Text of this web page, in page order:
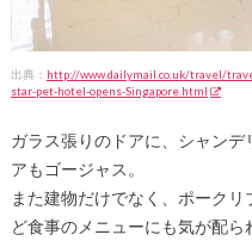
出典： http://www.dailymail.co.uk/travel/
star-pet-hotel-opens-Singapore.html
ガラス張りのドアに、シャン
アもゴージャス。
また建物だけでなく、ポーク
ど食事のメニューにも気が配ら